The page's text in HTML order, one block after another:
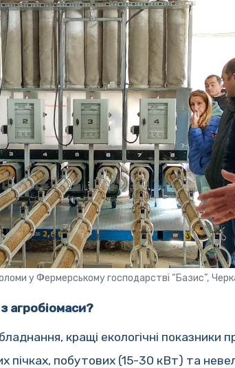
у Фермерському господарстві “Базис”,
агробіомаси?
кращі екологічні показники
пічках, побутових (15-30 кВт) та